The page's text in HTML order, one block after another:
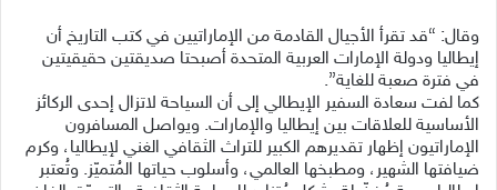
وقال: “قد تقرأ الأجيال القادمة من الإماراتيين في كتب التاريخ أن
إيطاليا ودولة الإمارات العربية المتحدة أصبحتا صديقتين حقيقيتين
في فترة صعبة للغاية”.
كما لفت سعادة السفير الإيطالي إلى أن السياحة لاتزال إحدى الركائز
الأساسية للعلاقات بين إيطاليا والإمارات. ويواصل المسافرون
الإماراتيون إظهار تقديرهم الكبير للتراث الثقافي الغني لإيطاليا، وكرم
ضيافتها الشهير، ومطبخها العالمي، وأسلوب حياتها المُتميّز. وتُعتبر